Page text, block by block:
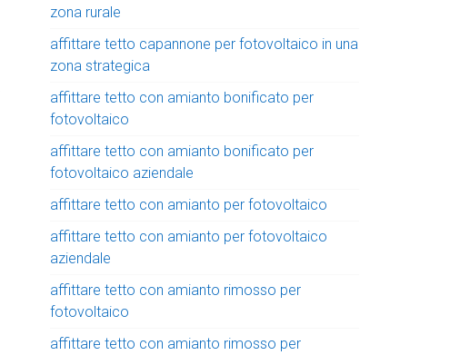
zona rurale
affittare tetto capannone per fotovoltaico in una
zona strategica
affittare tetto con amianto bonificato per
fotovoltaico
affittare tetto con amianto bonificato per
fotovoltaico aziendale
affittare tetto con amianto per fotovoltaico
affittare tetto con amianto per fotovoltaico
aziendale
affittare tetto con amianto rimosso per
fotovoltaico
affittare tetto con amianto rimosso per